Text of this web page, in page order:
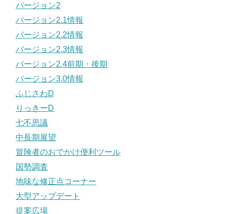
バージョン2
バージョン2.1情報
バージョン2.2情報
バージョン2.3情報
バージョン2.4前期・後期
バージョン3.0情報
ふじさわD
りっきーD
七不思議
中長期展望
冒険者のおでかけ便利ツール
国勢調査
地味な修正点コーナー
大型アップデート
提案広場